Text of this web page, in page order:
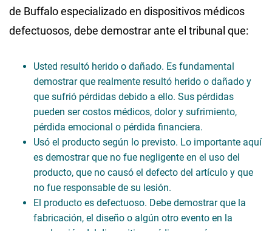
de Buffalo especializado en dispositivos médicos
defectuosos, debe demostrar ante el tribunal que:
Usted resultó herido o dañado. Es fundamental
demostrar que realmente resultó herido o dañado y
que sufrió pérdidas debido a ello. Sus pérdidas
pueden ser costos médicos, dolor y sufrimiento,
pérdida emocional o pérdida financiera.
Usó el producto según lo previsto. Lo importante aquí
es demostrar que no fue negligente en el uso del
producto, que no causó el defecto del artículo y que
no fue responsable de su lesión.
El producto es defectuoso. Debe demostrar que la
fabricación, el diseño o algún otro evento en la